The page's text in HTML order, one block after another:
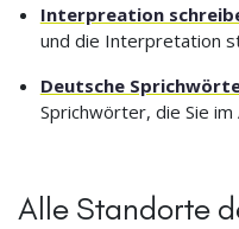
Interpreation
und die Interpretation
Deutsche
Sprichwörter, die Sie
Alle Standorte